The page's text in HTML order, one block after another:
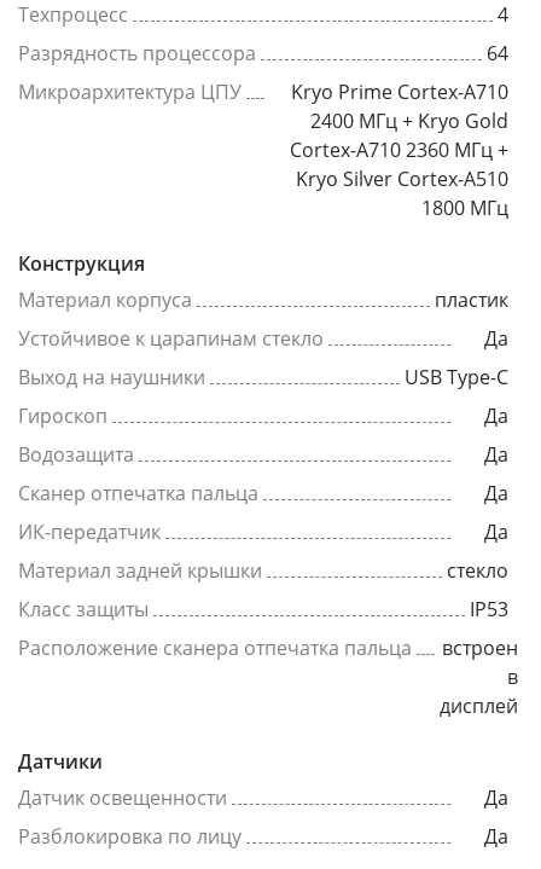
Техпроцесс
4
Разрядность процессора
64
Микроархитектура ЦПУ
Kryo Prime Cortex-A710
2400 МГц + Kryo Gold
Cortex-A710 2360 МГц +
Kryo Silver Cortex-A510
1800 МГц
Конструкция
Материал корпуса
пластик
Устойчивое к царапинам стекло
Да
Выход на наушники
USB Type-C
Гироскоп
Да
Водозащита
Да
Сканер отпечатка пальца
Да
ИК-передатчик
Да
Материал задней крышки
стекло
Класс защиты
IP53
Расположение сканера отпечатка пальца
встроен
в
дисплей
Датчики
Датчик освещенности
Да
Разблокировка по лицу
Да